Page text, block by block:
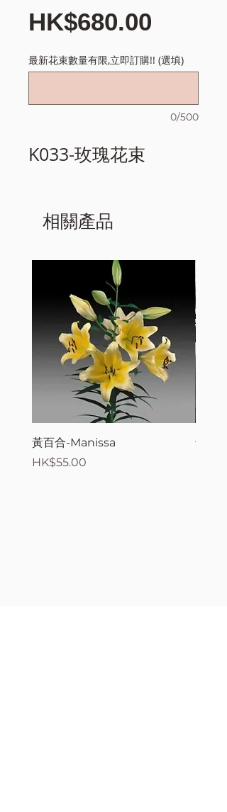
HK$680.00
格
最新花束數量有限,立即訂購!! (選填)
0/500
K033-玫瑰花束
相關產品
黃百合-Manissa
價格
HK$55.00
母親